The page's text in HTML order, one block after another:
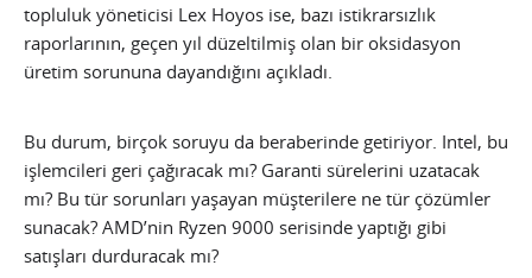
topluluk yöneticisi Lex Hoyos ise, bazı istikrarsızlık
raporlarının, geçen yıl düzeltilmiş olan bir oksidasyon
üretim sorununa dayandığını açıkladı.
Bu durum, birçok soruyu da beraberinde getiriyor. Intel, bu
işlemcileri geri çağıracak mı? Garanti sürelerini uzatacak
mı? Bu tür sorunları yaşayan müşterilere ne tür çözümler
sunacak? AMD’nin Ryzen 9000 serisinde yaptığı gibi
satışları durduracak mı?